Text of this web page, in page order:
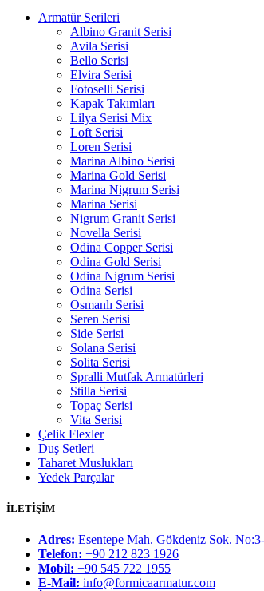
Armatür Serileri
Albino Granit Serisi
Avila Serisi
Bello Serisi
Elvira Serisi
Fotoselli Serisi
Kapak Takımları
Lilya Serisi Mix
Loft Serisi
Loren Serisi
Marina Albino Serisi
Marina Gold Serisi
Marina Nigrum Serisi
Marina Serisi
Nigrum Granit Serisi
Novella Serisi
Odina Copper Serisi
Odina Gold Serisi
Odina Nigrum Serisi
Odina Serisi
Osmanlı Serisi
Seren Serisi
Side Serisi
Solana Serisi
Solita Serisi
Spralli Mutfak Armatürleri
Stilla Serisi
Topaç Serisi
Vita Serisi
Çelik Flexler
Duş Setleri
Taharet Muslukları
Yedek Parçalar
İLETİŞİM
Adres: Esentepe Mah. Gökdeniz Sok.
Telefon: +90 212 823 1926
Mobil: +90 545 722 1955
E-Mail: info@formicaarmatur.com